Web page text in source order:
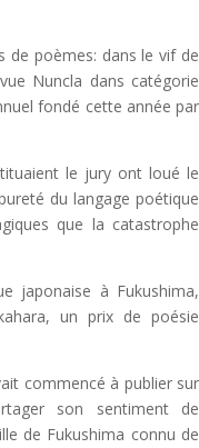
de poèmes: dans le vif de
Nuncla dans catégorie
fondé cette année par
le jury ont loué le
du langage poétique
que la catastrophe
japonaise à Fukushima,
un prix de poésie
commencé à publier sur
son sentiment de
de Fukushima connu de